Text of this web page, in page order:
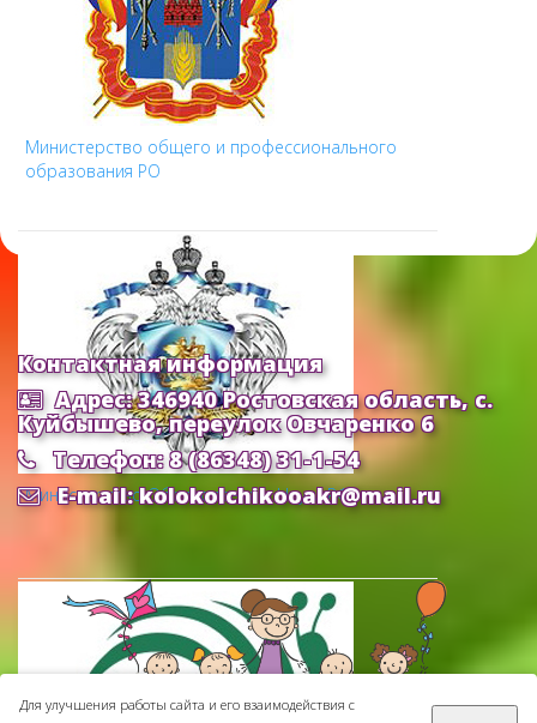
Министерство общего и профессионального
образования РО
Министерство Образования и Науки РФ
Контактная информация
Адрес: 346940 Ростовская область, с.
Куйбышево, переулок Овчаренко 6
Телефон: 8 (86348) 31-1-54
E-mail: kolokolchikooakr@mail.ru
Для улучшения работы сайта и его взаимодействия с